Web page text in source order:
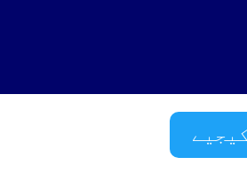
مِنْ كُلِّ فِرْقَةٍ مِّنْهُمْ